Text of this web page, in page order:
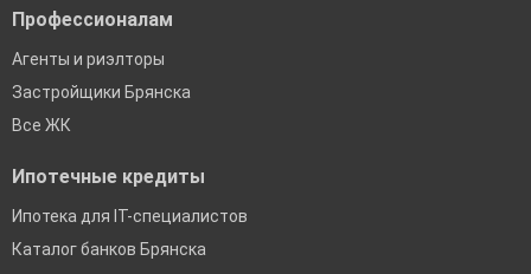
Профессионалам
Агенты и риэлторы
Застройщики Брянска
Все ЖК
Ипотечные кредиты
Ипотека для IT-специалистов
Каталог банков Брянска